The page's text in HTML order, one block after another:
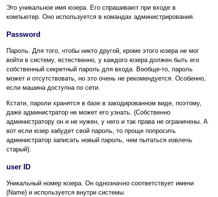
Это уникальное имя юзера. Его спрашивают при входе в
компьютер. Оно используется в командах администрирования.
Password
Пароль. Для того, чтобы никто другой, кроме этого юзера не мог
войти в систему, естественно, у каждого юзера должен быть его
собственный секретный пароль для входа. Вообще-то, пароль
может и отсутствовать, но это очень не рекомендуется. Особенно,
если машина доступна по сети.
Кстати, пароли хранятся в базе в закодированном виде, поэтому,
даже администратор не может его узнать. (Собственно
администратору он и не нужен, у него и так права не ограничены. А
вот если юзер забудет свой пароль, то проще попросить
администратор записать новый пароль, чем пытаться извлечь
старый).
user ID
Уникальный номер юзера. Он однозначно соответствует имени
(Name) и используется внутри системы.